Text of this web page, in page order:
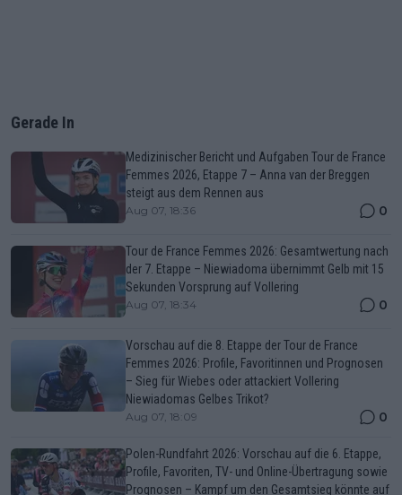
Gerade In
Medizinischer Bericht und Aufgaben Tour de France
Femmes 2026, Etappe 7 – Anna van der Breggen
steigt aus dem Rennen aus
Aug 07, 18:36 0
Tour de France Femmes 2026: Gesamtwertung nach
der 7. Etappe – Niewiadoma übernimmt Gelb mit 15
Sekunden Vorsprung auf Vollering
Aug 07, 18:34 0
Vorschau auf die 8. Etappe der Tour de France
Femmes 2026: Profile, Favoritinnen und Prognosen
– Sieg für Wiebes oder attackiert Vollering
Niewiadomas Gelbes Trikot?
Aug 07, 18:09 0
Polen-Rundfahrt 2026: Vorschau auf die 6. Etappe,
Profile, Favoriten, TV- und Online-Übertragung sowie
Prognosen – Kampf um den Gesamtsieg könnte auf